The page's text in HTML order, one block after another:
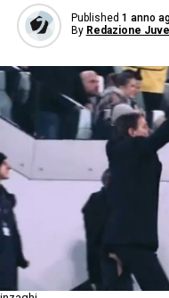
Published 1 anno
By Redazione